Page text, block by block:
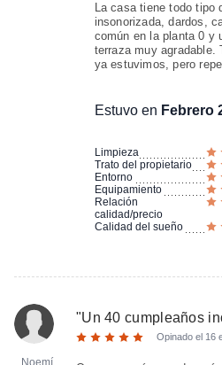
La casa tiene todo tipo
insonorizada, dardos,
común en la planta 0 y
terraza muy agradable.
ya estuvimos, pero
Estuvo en Febrero
Limpieza
Trato del propietario
Entorno
Equipamiento
Relación
calidad/precio
Calidad del sueño
Noemí
"Un 40 cumpleaños
Opinado el 16